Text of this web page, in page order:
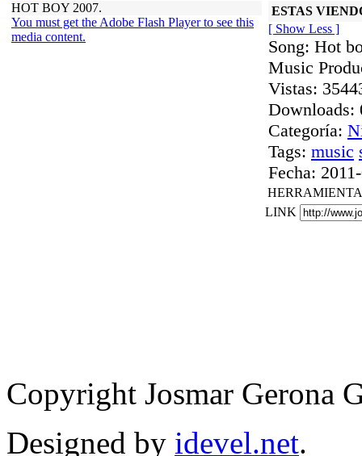
HOT BOY 2007.
You must get the Adobe Flash Player to see this
media content.
ESTAS
[ Show Less ]
Song: Hot
Music
Vistas:
Downloads:
Categoría:
Tags: music
Fecha:
LINK
Copyright Josmar Gerona
Designed by idevel.net.